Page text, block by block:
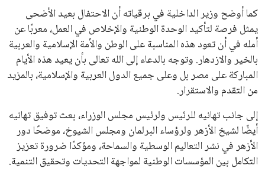
كما أوضح وزير الداخلية في برقياته أن الاحتفال بعيد الأضحى
يمثل فرصة لتأكيد الوحدة الوطنية والإخلاص في العمل، معربًا عن
أمله في أن تعود هذه المناسبة على الوطن والأمة الإسلامية والعربية
بالخير والازدهار. وتوجه بالدعاء إلى الله تعالى بأن يعيد هذه الأيام
المباركة على مصر بل وعلى جميع الدول العربية والإسلامية، بالمزيد
من التقدم والاستقرار.
إلى جانب تهانيه للرئيس ولرئيس مجلس الوزراء، بعث توفيق تهانيه
أيضًا لشيخ الأزهر ولرؤساء البرلمان ومجلس الشيوخ، موضحًا دور
الأزهر في نشر التعاليم الوسطية والسماحة، ومؤكدًا ضرورة تعزيز
التكامل بين المؤسسات الوطنية لمواجهة التحديات وتحقيق التنمية.